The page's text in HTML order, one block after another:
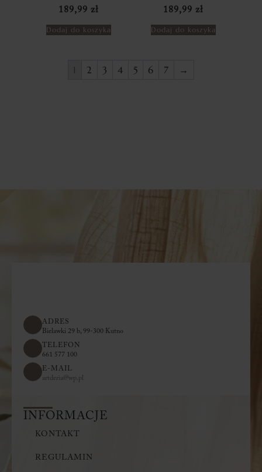
189,99 zł
Dodaj do koszyka
189,99 zł
Dodaj do koszyka
1 2 3 4 5 6 7 →
ADRES
Bielawki 29 b, 99-300 Kutno
TELEFON
661 577 100
E-MAIL
artderia@wp.pl
INFORMACJE
KONTAKT
REGULAMIN